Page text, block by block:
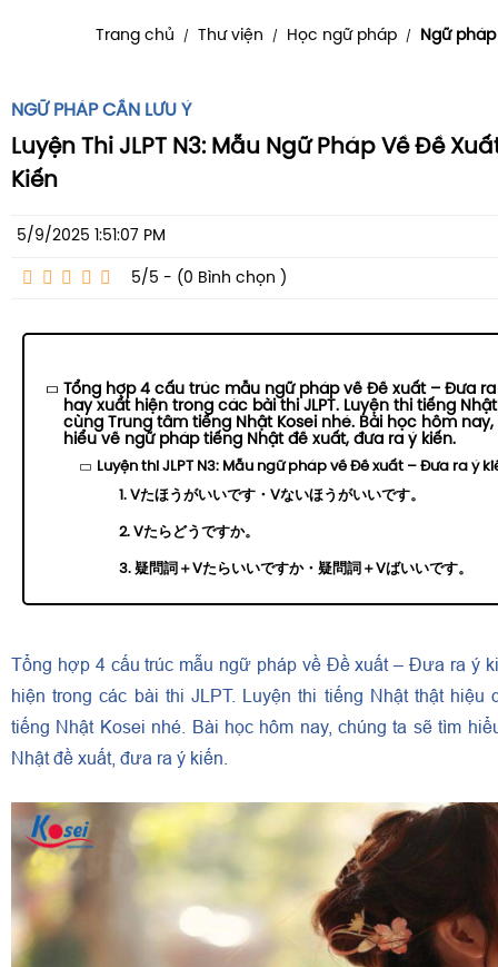
Trang chủ / Thư viện / Học ngữ pháp / Ngữ
NGỮ PHÁP CẦN LƯU Ý
Luyện Thi JLPT N3: Mẫu Ngữ Pháp Về Đề
Kiến
5/9/2025 1:51:07 PM
5/5 - (0 Bình chọn )
Tổng hợp 4 cấu trúc mẫu ngữ pháp về Đề xuất – Đưa
hay xuất hiện trong các bài thi JLPT. Luyện thi tiếng
cùng Trung tâm tiếng Nhật Kosei nhé. Bài học hôm
hiểu về ngữ pháp tiếng Nhật đề xuất, đưa ra ý kiến.
Luyện thi JLPT N3: Mẫu ngữ pháp về Đề xuất – Đưa ra ý
1. Vたほうがいいです・Vないほうがいいです。
2. Vたらどうですか。
3. 疑問詞＋Vたらいいですか・疑問詞＋Vばいいです。
Tổng hợp 4 cấu trúc mẫu ngữ pháp về Đề xuất – Đưa ra ý
hiện trong các bài thi JLPT. Luyện thi tiếng Nhật thật hiệu
tiếng Nhật Kosei nhé. Bài học hôm nay, chúng ta sẽ tìm
Nhật đề xuất, đưa ra ý kiến.